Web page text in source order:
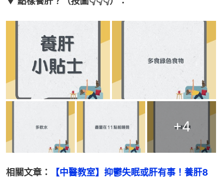
+4
相關文章：
【中醫教室】抑鬱失眠或肝有事！養肝8